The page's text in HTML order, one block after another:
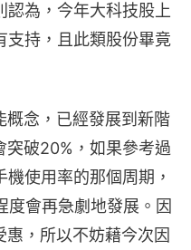
認為，今年大科技股上
支持，且此類股份畢竟
概念，已經發展到新階
突破20%，如果參考過
使用率的那個周期，
度會再急劇地發展。因
，所以不妨藉今次因